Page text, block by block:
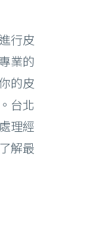
行皮
業的
的皮
台北
理經
解最